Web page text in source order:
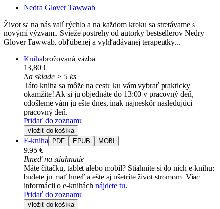
Nedra Glover Tawwab
Život sa na nás valí rýchlo a na každom kroku sa stretávame s
novými výzvami. Svieže postrehy od autorky bestsellerov Nedry
Glover Tawwab, obľúbenej a vyhľadávanej terapeutky...
Knihabrožovaná väzba
13,80 €
Na sklade > 5 ks
Táto kniha sa môže na cestu ku vám vybrať prakticky
okamžite! Ak si ju objednáte do 13:00 v pracovný deň,
odošleme vám ju ešte dnes, inak najneskôr nasledujúci
pracovný deň.
Pridať do zoznamu
Vložiť do košíka
E-kniha PDF EPUB MOBI
9,95 €
Ihneď na stiahnutie
Máte čítačku, tablet alebo mobil? Stiahnite si do nich e-knihu:
budete ju mať hneď a ešte aj ušetríte život stromom. Viac
informácii o e-knihách nájdete tu.
Pridať do zoznamu
Vložiť do košíka